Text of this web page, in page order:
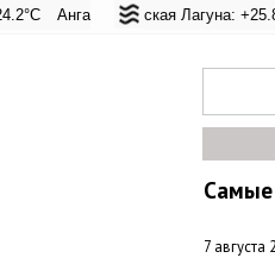
Адмиральская Лагуна: +25.8°C
перевал: +20.6°C
7 августа